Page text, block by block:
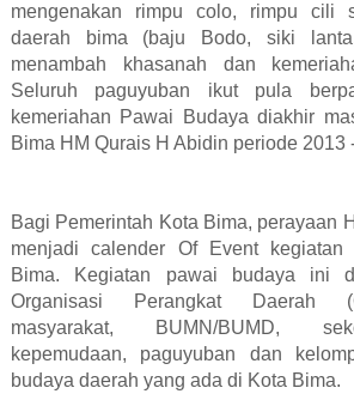
mengenakan rimpu colo, rimpu cili
daerah bima (baju Bodo, siki
menambah khasanah dan
Seluruh paguyuban ikut pula
kemeriahan Pawai Budaya diakhir
Bima HM Qurais H Abidin periode 2013
Bagi Pemerintah Kota Bima, perayaan
menjadi calender Of Event
Bima. Kegiatan pawai budaya ini
Organisasi Perangkat Daerah
masyarakat, BUMN/BUMD,
kepemudaan, paguyuban dan
budaya daerah yang ada di Kota Bima.